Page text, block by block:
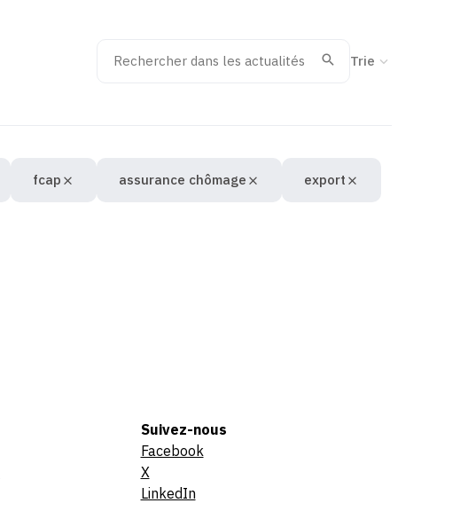
Recherche
ValiderTrier la recherche
fcap assurance chômage export
Suivez-nous
Facebook
X
LinkedIn